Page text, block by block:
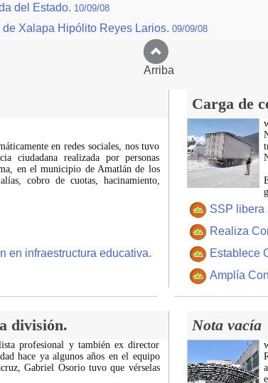
del Estado. 10/09/08
Xalapa Hipólito Reyes Larios. 09/09/08
Arriba
Carga de
en redes sociales, nos tuvo
ciudadana realizada por personas
en el municipio de Amatlán de los
cobro de cuotas, hacinamiento,
en infraestructura educativa.
SSP libera
Realiza
Establece
Amplía
división. Nota vacía
profesional y también ex director
hace ya algunos años en el equipo
Gabriel Osorio tuvo que vérselas